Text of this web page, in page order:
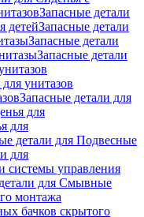
Запасные детали
детейЗапасные детали
Запасные детали
Запасные детали
унитазов
Запасные детали для
для
для
детали для Подвесные
для
управления
для Смывные
монтажа
бачков скрытого